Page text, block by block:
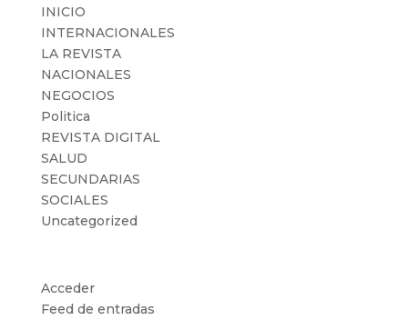
INICIO
INTERNACIONALES
LA REVISTA
NACIONALES
NEGOCIOS
Politica
REVISTA DIGITAL
SALUD
SECUNDARIAS
SOCIALES
Uncategorized
Acceder
Feed de entradas